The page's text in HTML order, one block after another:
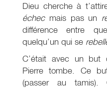
Dieu cherche à
échecmais pas un
différence entre
quelqu’un qui se
C’était avec un
Pierre tombe. Ce
(passer au